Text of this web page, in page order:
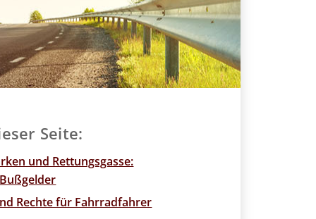
Seite:
und Rettungsgasse:
Rechte für Fahrradfahrer